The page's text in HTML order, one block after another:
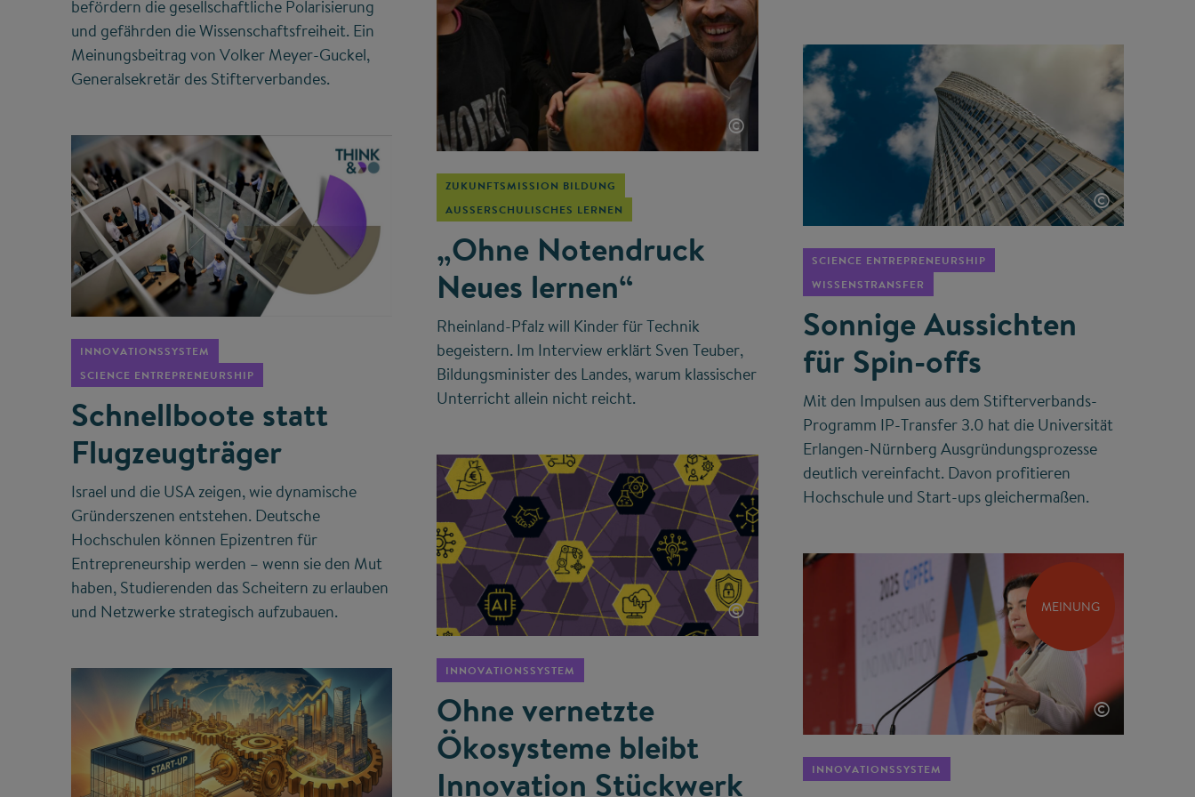
befördern die gesellschaftliche Polarisierung
und gefährden die Wissenschaftsfreiheit. Ein
Meinungsbeitrag von Volker Meyer-Guckel,
Generalsekretär des Stifterverbandes.
INNOVATIONSSYSTEM
SCIENCE ENTREPRENEURSHIP
Schnellboote statt
Flugzeugträger
Israel und die USA zeigen, wie dynamische
Gründerszenen entstehen. Deutsche
Hochschulen können Epizentren für
Entrepreneurship werden – wenn sie den Mut
haben, Studierenden das Scheitern zu erlauben
und Netzwerke strategisch aufzubauen.
©
ZUKUNFTSMISSION BILDUNG
AUSSERSCHULISCHES LERNEN
„Ohne Notendruck
Neues lernen“
Rheinland-Pfalz will Kinder für Technik
begeistern. Im Interview erklärt Sven Teuber,
Bildungsminister des Landes, warum klassischer
Unterricht allein nicht reicht.
©
SCIENCE ENTREPRENEURSHIP
WISSENSTRANSFER
Sonnige Aussichten
für Spin-offs
Mit den Impulsen aus dem Stifterverbands-
Programm IP-Transfer 3.0 hat die Universität
Erlangen-Nürnberg Ausgründungsprozesse
deutlich vereinfacht. Davon profitieren
Hochschule und Start-ups gleichermaßen.
©
INNOVATIONSSYSTEM
Ohne vernetzte
Ökosysteme bleibt
Innovation Stückwerk
MEINUNG
©
INNOVATIONSSYSTEM